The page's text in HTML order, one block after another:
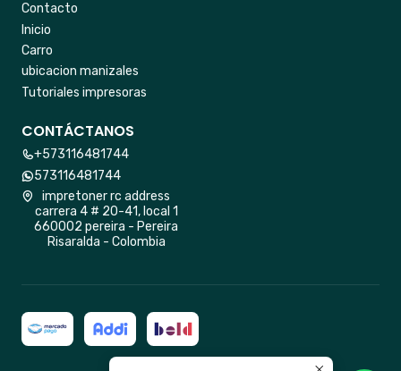
Contacto
Inicio
Carro
ubicacion manizales
Tutoriales impresoras
CONTÁCTANOS
+573116481744
573116481744
impretoner rc address
carrera 4 # 20-41, local 1
660002 pereira - Pereira
Risaralda - Colombia